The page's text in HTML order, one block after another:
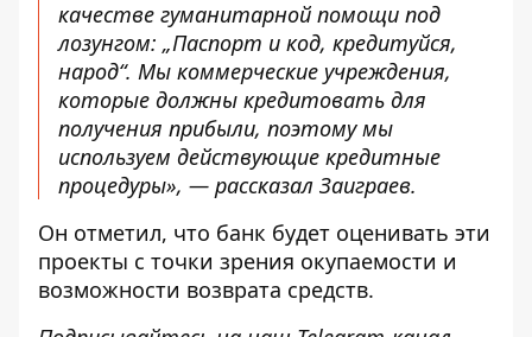
качестве гуманитарной помощи под
лозунгом: „Паспорт и код, кредитуйся,
народ“. Мы коммерческие учреждения,
которые должны кредитовать для
получения прибыли, поэтому мы
используем действующие кредитные
процедуры», — рассказал Заиграев.
Он отметил, что банк будет оценивать эти
проекты с точки зрения окупаемости и
возможности возврата средств.